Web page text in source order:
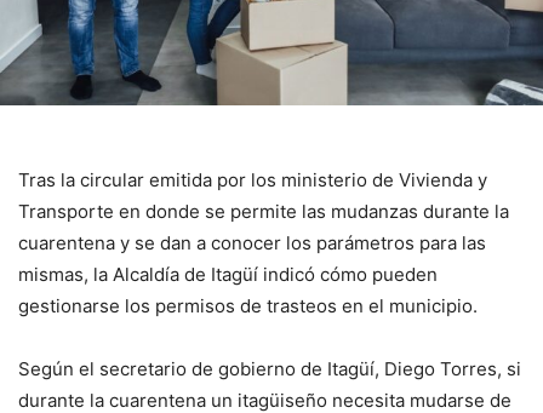
Tras la circular emitida por los ministerio de Vivienda y
Transporte en donde se permite las mudanzas durante la
cuarentena y se dan a conocer los parámetros para las
mismas, la Alcaldía de Itagüí indicó cómo pueden
gestionarse los permisos de trasteos en el municipio.
Según el secretario de gobierno de Itagüí, Diego Torres, si
durante la cuarentena un itagüiseño necesita mudarse de